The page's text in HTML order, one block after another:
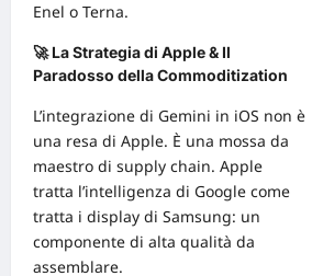
Enel o Terna.
🚀 La Strategia di Apple & Il
Paradosso della Commoditization
L’integrazione di Gemini in iOS non è
una resa di Apple. È una mossa da
maestro di supply chain. Apple
tratta l’intelligenza di Google come
tratta i display di Samsung: un
componente di alta qualità da
assemblare.